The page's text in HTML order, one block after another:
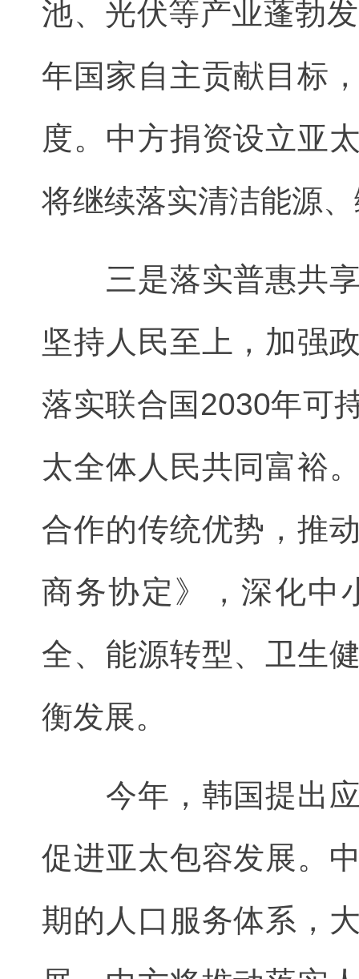
池、光伏等产业蓬勃
年国家自主贡献目标
度。中方捐资设立亚
将继续落实清洁能源
三是落实普惠共享
坚持人民至上，加强
落实联合国2030年可
太全体人民共同富裕
合作的传统优势，推
商务协定》，深化中
全、能源转型、卫生
衡发展。
今年，韩国提出应
促进亚太包容发展。
期的人口服务体系，